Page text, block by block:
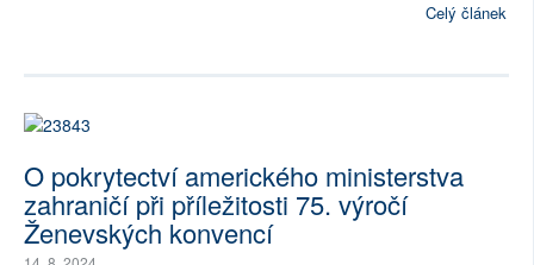
Celý článek
O pokrytectví amerického ministerstva
zahraničí při příležitosti 75. výročí
Ženevských konvencí